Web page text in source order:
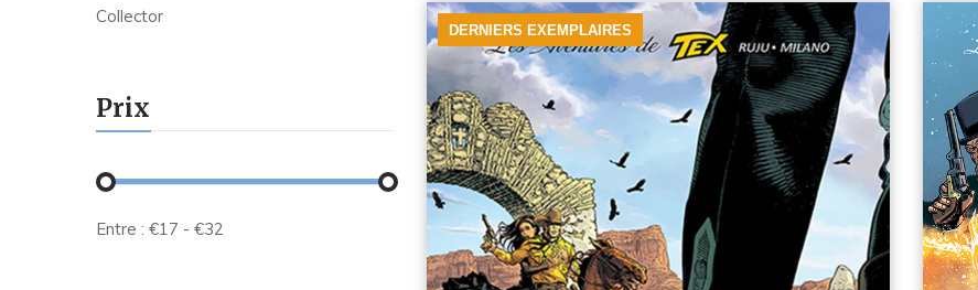
Collector
Prix
Entre : €17 - €32
DERNIERS EXEMPLAIRES